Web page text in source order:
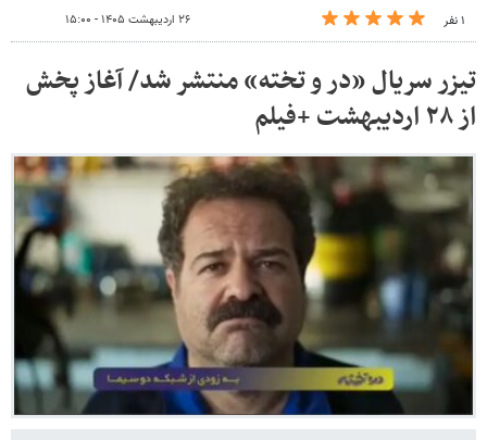
۱ نفر ۲۶ اردیبهشت ۱۴۰۵ - ۱۵:۰۰
تیزر سریال «در و تخته» منتشر شد/ آغاز پخش
از ۲۸ اردیبهشت +فیلم